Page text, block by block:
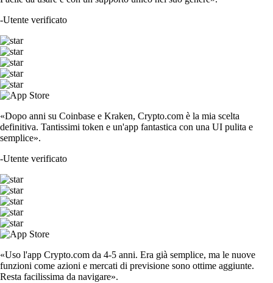
-Utente verificato
«Dopo anni su Coinbase e Kraken, Crypto.com è la mia scelta
definitiva. Tantissimi token e un'app fantastica con una UI pulita e
semplice».
-Utente verificato
«Uso l'app Crypto.com da 4-5 anni. Era già semplice, ma le nuove
funzioni come azioni e mercati di previsione sono ottime aggiunte.
Resta facilissima da navigare».